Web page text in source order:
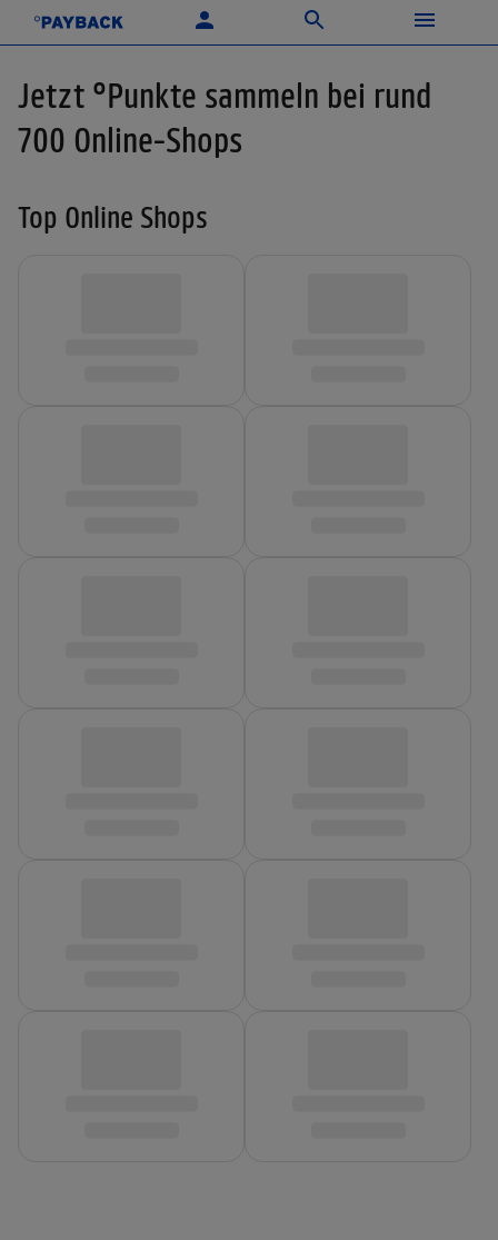
Jetzt °Punkte sammeln bei rund
700 Online-Shops
Top Online Shops